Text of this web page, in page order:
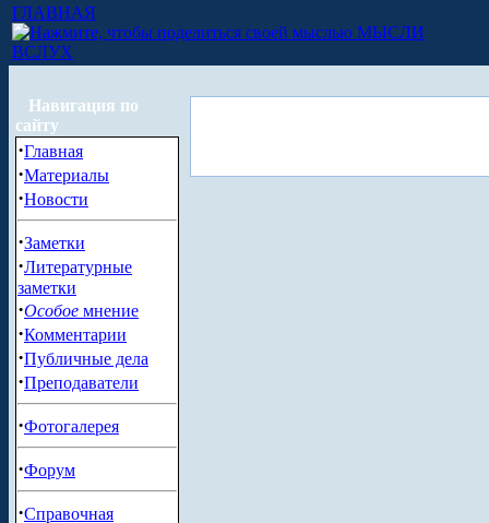
ГЛАВНАЯ
МЫСЛИ
ВСЛУХ
Навигация по
сайту
·Главная
·Материалы
·Новости
·Заметки
·Литературные
заметки
·Особое мнение
·Комментарии
·Публичные дела
·Преподаватели
·Фотогалерея
·Форум
·Справочная